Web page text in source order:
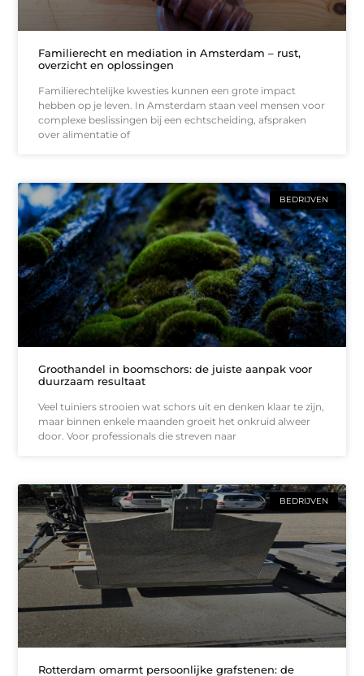
Familierecht en mediation in Amsterdam – rust,
overzicht en oplossingen
Familierechtelijke kwesties kunnen een grote impact
hebben op je leven. In Amsterdam staan veel mensen voor
complexe beslissingen bij een echtscheiding, afspraken
over alimentatie of
BEDRIJVEN
Groothandel in boomschors: de juiste aanpak voor
duurzaam resultaat
Veel tuiniers strooien wat schors uit en denken klaar te zijn,
maar binnen enkele maanden groeit het onkruid alweer
door. Voor professionals die streven naar
BEDRIJVEN
Rotterdam omarmt persoonlijke grafstenen: de